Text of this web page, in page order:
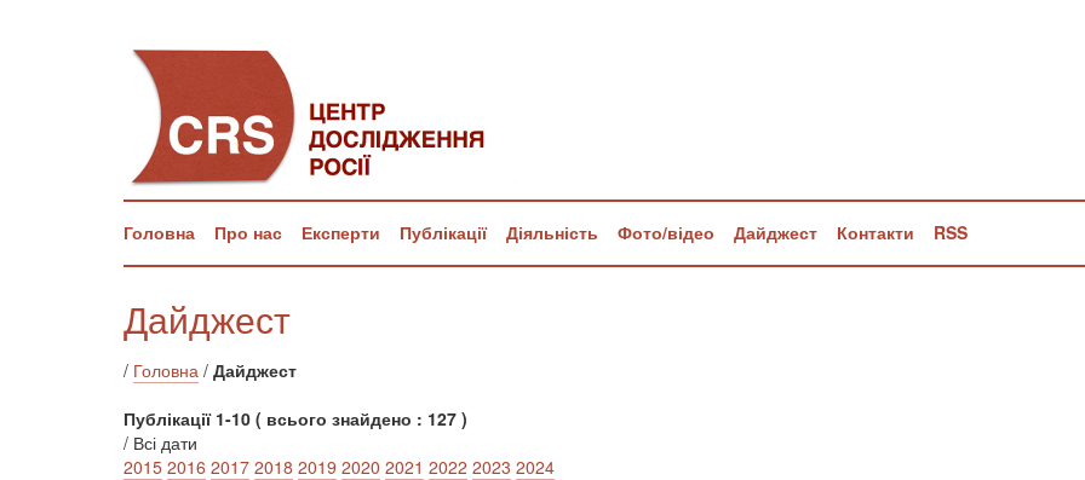
Головна Про нас Експерти Публікації Діяльність Фото/відео Дайджест Контакти RSS
Дайджест
/ Головна / Дайджест
Публікації 1-10 ( всього знайдено : 127 )
/ Всі дати
2015 2016 2017 2018 2019 2020 2021 2022 2023 2024